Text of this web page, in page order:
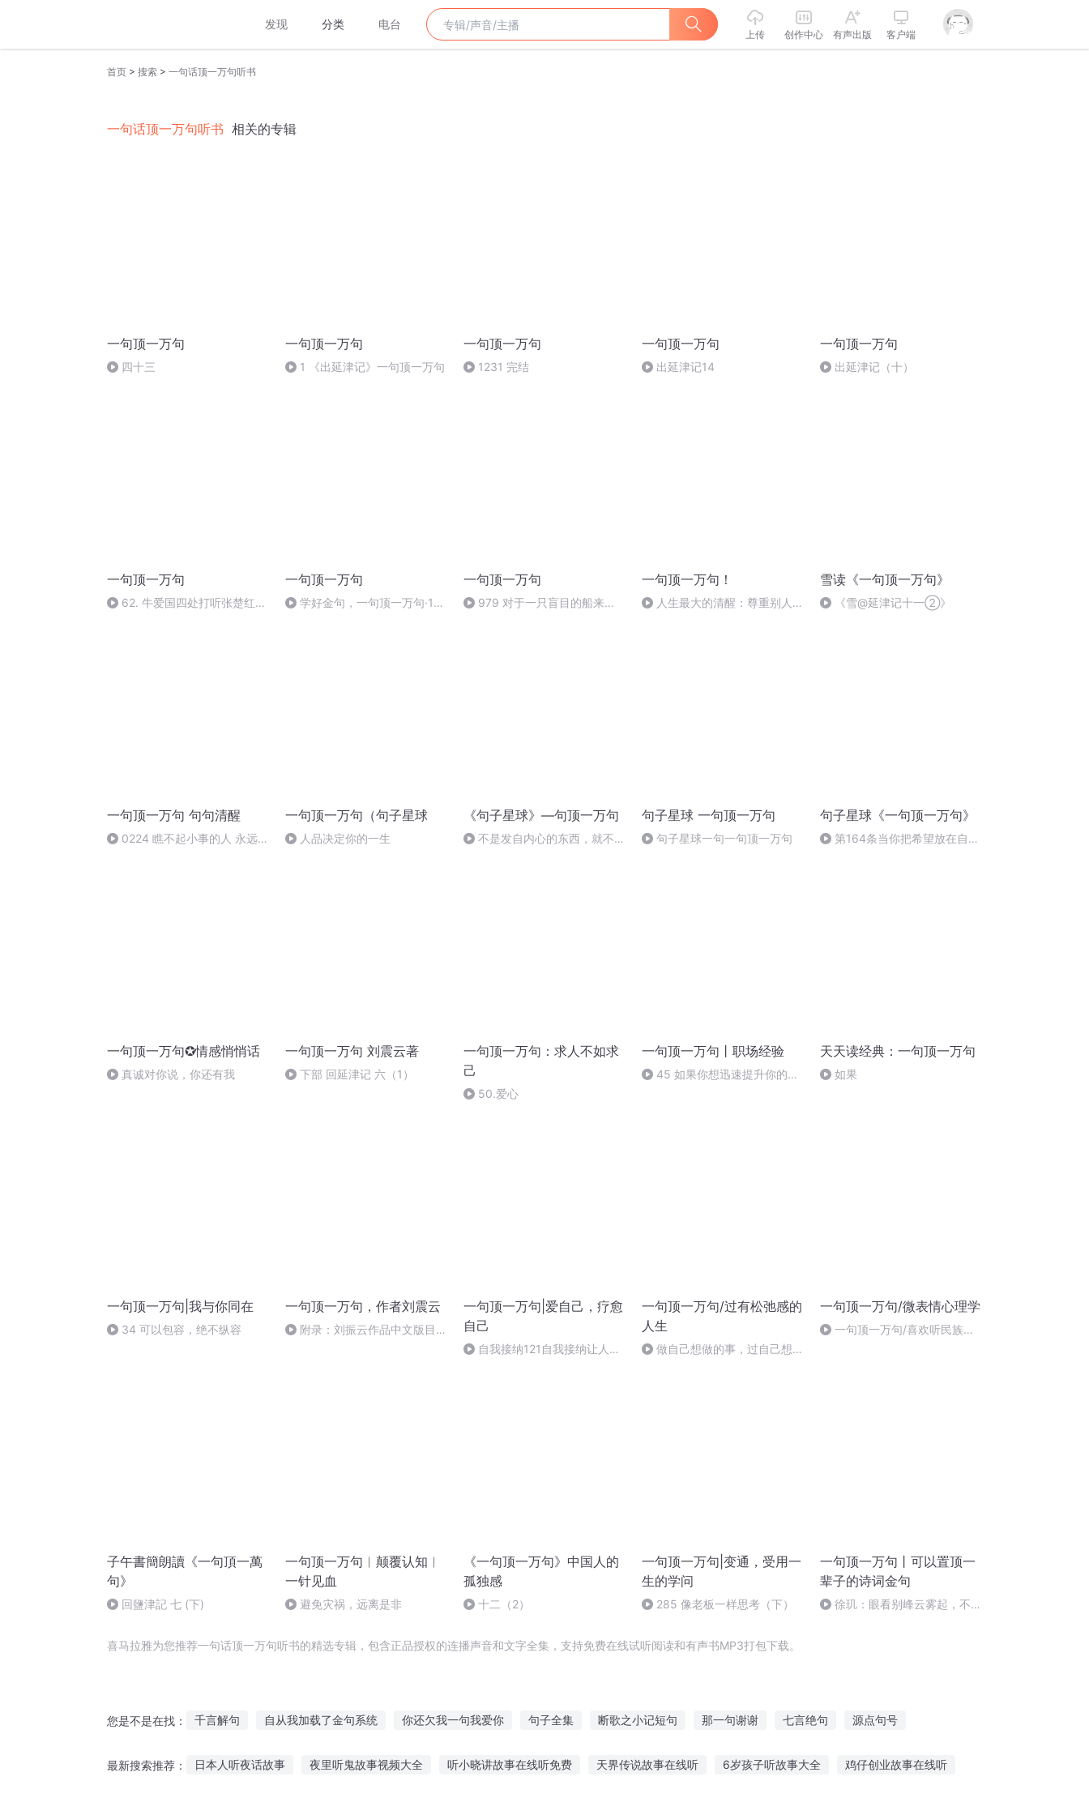
发现 分类 电台
上传 创作中心 有声出版 客户端
首页 > 搜索 > 一句话顶一万句听书
一句话顶一万句听书 相关的专辑
一句顶一万句
四十三
一句顶一万句
1 《出延津记》一句顶一万句
一句顶一万句
1231 完结
一句顶一万句
出延津记14
一句顶一万句
出延津记（十）
一句顶一万句
62. 牛爱国四处打听张楚红
一句顶一万句
学好金句，一句顶一万句·126
一句顶一万句
979 对于一只盲目的船来
一句顶一万句！
人生最大的清醒：尊重别人，
雪读《一句顶一万句》
《雪@延津记十一②》
一句顶一万句 句句清醒
0224 瞧不起小事的人 永远成
一句顶一万句（句子星球
人品决定你的一生
《句子星球》—句顶一万句
不是发自内心的东西，就不能
句子星球 一句顶一万句
句子星球一句一句顶一万句
句子星球《一句顶一万句》
第164条当你把希望放在自己
一句顶一万句✪情感悄悄话
真诚对你说，你还有我
一句顶一万句 刘震云著
下部 回延津记 六（1）
一句顶一万句：求人不如求
己
50.爱心
一句顶一万句丨职场经验
45 如果你想迅速提升你的思
天天读经典：一句顶一万句
如果
一句顶一万句|我与你同在
34 可以包容，绝不纵容
一句顶一万句，作者刘震云
附录：刘振云作品中文版目
一句顶一万句|爱自己，疗愈
自己
自我接纳121自我接纳让人把
一句顶一万句/过有松弛感的
人生
做自己想做的事，过自己想过
一句顶一万句/微表情心理学
一句顶一万句/喜欢听民族音
子午書簡朗讀《一句頂一萬
句》
回鹽津記 七 (下)
一句顶一万句︱颠覆认知︱
一针见血
避免灾祸，远离是非
《一句顶一万句》中国人的
孤独感
十二（2）
一句顶一万句|变通，受用一
生的学问
285 像老板一样思考（下）
一句顶一万句丨可以置顶一
辈子的诗词金句
徐玑：眼看别峰云雾起，不知
喜马拉雅为您推荐一句话顶一万句听书的精选专辑，包含正品授权的连播声音和文字全集，支持免费在线试听阅读和有声书MP3打包下载。
您是不是在找： 千言解句 自从我加载了金句系统 你还欠我一句我爱你 句子全集 断歌之小记短句 那一句谢谢 七言绝句 源点句号
最新搜索推荐： 日本人听夜话故事 夜里听鬼故事视频大全 听小晓讲故事在线听免费 天界传说故事在线听 6岁孩子听故事大全 鸡仔创业故事在线听